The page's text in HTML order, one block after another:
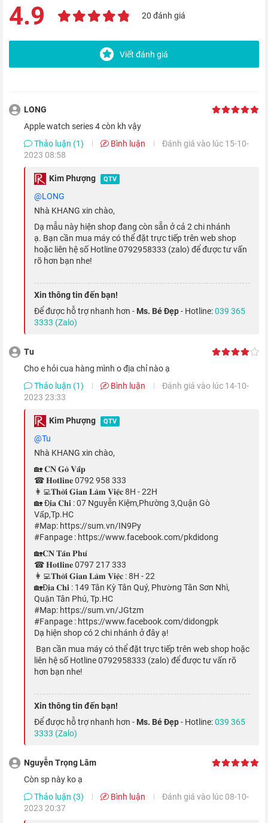
sau một lần sạc.
thông tin. Mặt đồng hồ cũng được thiết kế lại để tận dụng hết
thế mạnh của màn hình lớn, hiển thị cho bạn tới 8 thể loại
Thiết kế mới
Apple Series 4 có thiết kế dây đeo với nút cài, tiện lợi điều
chỉnh độ rộng của dây phù hợp với cổ tay người đeo. Bốn cạnh
trên màn hình của Apple Watch S4 LTE 40mm được bo cong
kể, cho kiểu dáng thời trang, nhẹ nhàng hơn.
Digital Crown thông minh
Vòng quay Digital Crown trên Apple Watch 4 có cơ chế rung
phản hồi mới Haptic Engine để phản hồi xúc giác nhạy hơn,
hoàn toàn tự nhiên khi bạn nhấn hay cuộn. Digital Crown cho
phép bạn điều hướng một cách dễ dàng và chính xác mà không
cản trở đến không gian hiển thị trên màn hình.
Chế độ phát hiện ngã
4.9 20 đánh giá
Viết đánh giá
LONG
Apple watch series 4 còn kh vậy
Thảo luận (1)
Bình luận
Đánh giá vào lúc 15-10-
2023 08:58
Kim Phượng QTV
@LONG
Nhà KHANG xin chào,
Dạ mẫu này hiện shop đang còn sẵn ở cả 2 chi nhánh
ạ. Bạn cần mua máy có thể đặt trực tiếp trên web shop
hoặc liên hệ số Hotline 0792958333 (zalo) để được tư vấn
rõ hơn bạn nhe!
Xin thông tin đến bạn!
Để được hỗ trợ nhanh hơn - Ms. Bé Đẹp- Hotline:039 365
3333 (Zalo)
Tu
Cho e hỏi cua hàng mình o địa chỉ nào ạ
Thảo luận (1)
Bình luận
Đánh giá vào lúc 14-10-
2023 23:33
Kim Phượng QTV
@Tu
Nhà KHANG xin chào,
🏡 𝐂𝐍 𝐆𝐨̀ 𝐕𝐚̂́𝐩
☎ 𝐇𝐨𝐭𝐥𝐢𝐧𝐞 0792 958 333
👩‍💻𝐓𝐡𝐨̛̀𝐢 𝐆𝐢𝐚𝐧 𝐋𝐚̀𝐦 𝐕𝐢𝐞̣̂𝐜 8H - 22H
🏡 Đ𝐢̣𝐚 𝐂𝐡𝐢̉ : 07 Nguyễn Kiệm,Phường 3,Quận Gò
Vấp,Tp.HC
#Map: https://sum.vn/IN9Py
#Fanpage : https://www.facebook.com/pkdidong
🏡𝐂𝐍 𝐓𝐚̂𝐧 𝐏𝐡𝐮́
☎ 𝐇𝐨𝐭𝐥𝐢𝐧𝐞 0797 217 333
👩‍💻𝐓𝐡𝐨̛̀𝐢 𝐆𝐢𝐚𝐧 𝐋𝐚̀𝐦 𝐕𝐢𝐞̣̂𝐜 : 8H - 22
🏡Đ𝐢̣𝐚 𝐂𝐡𝐢̉ : 149 Tân Kỳ Tân Quý, Phường Tân Sơn Nhì,
Quận Tân Phú, Tp.HC
#Map: https://sum.vn/JGtzm
#Fanpage : https://www.facebook.com/didongpk
Dạ hiện shop có 2 chi nhánh ở đây ạ!
Bạn cần mua máy có thể đặt trực tiếp trên web shop hoặc
liên hệ số Hotline 0792958333 (zalo) để được tư vấn rõ
hơn bạn nhe!
Xin thông tin đến bạn!
Để được hỗ trợ nhanh hơn - Ms. Bé Đẹp- Hotline:039 365
3333 (Zalo)
Nguyễn Trọng Lâm
Còn sp này ko ạ
Thảo luận (3)
Bình luận
Đánh giá vào lúc 08-10-
2023 20:37